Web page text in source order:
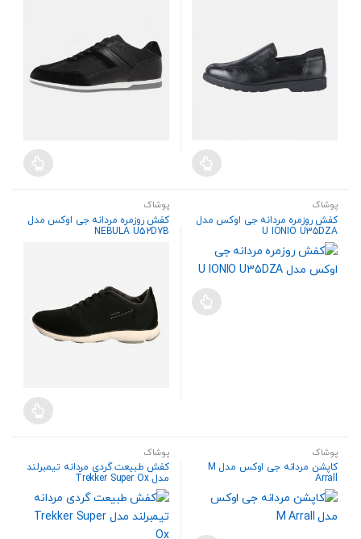
پوشاک
کفش روزمره مردانه جی اوکس مدل
U IONIO U35DZA
پوشاک
کفش روزمره مردانه جی اوکس مدل
NEBULA U52D7B
پوشاک
کاپشن مردانه جی اوکس مدل M
Arrall
پوشاک
کفش طبیعت گردی مردانه تیمبرلند
مدل Trekker Super Ox